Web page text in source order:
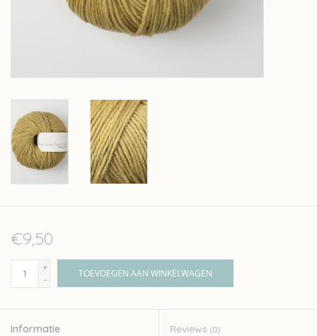
€9,50
+
-
TOEVOEGEN AAN WINKELWAGEN
Informatie Reviews (0)